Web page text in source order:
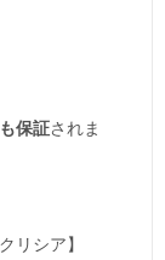
保証されま
リシア】